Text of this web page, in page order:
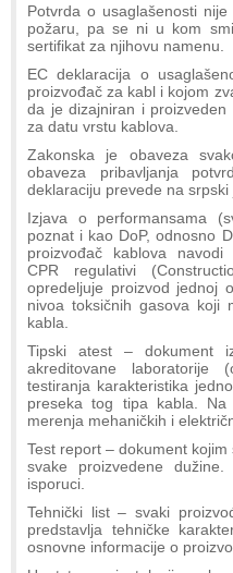
Potvrda o usaglašenosti
požaru, pa se ni u kom
sertifikat za njihovu namenu.
EC deklaracija o
proizvođač za kabl i kojom
da je dizajniran i proizveden
za datu vrstu kablova.
Zakonska je obaveza
obaveza pribavljanja
deklaraciju prevede na
Izjava o performansama
poznat i kao DoP, odnosno
proizvođač kablova
CPR regulativi
opredeljuje proizvod jednoj
nivoa toksičnih gasova koji
kabla.
Tipski atest – dokument
akreditovane laboratorije
testiranja karakteristika
preseka tog tipa kabla.
merenja mehaničkih i
Test report – dokument
svake proizvedene
isporuci.
Tehnički list – svaki
predstavlja tehničke
osnovne informacije o